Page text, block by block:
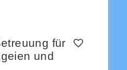
für
und